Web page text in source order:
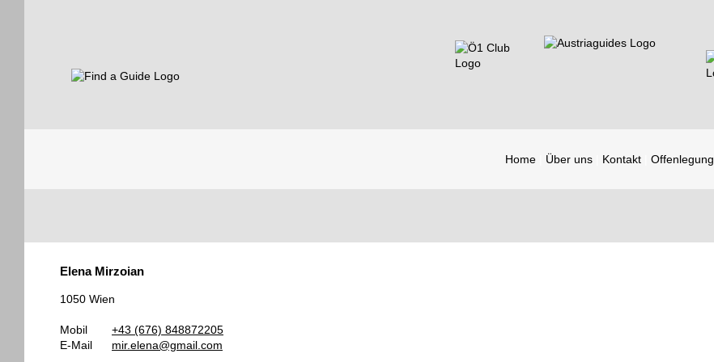
Home Über uns Kontakt Offenlegung
Guides
Elena Mirzoian
1050 Wien
Mobil
+43 (676) 848872205
E-Mail
mir.elena@gmail.com